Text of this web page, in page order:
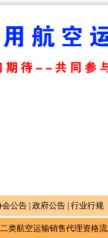
会公告 政府公告 行业行规
类航空运输销售代理资格